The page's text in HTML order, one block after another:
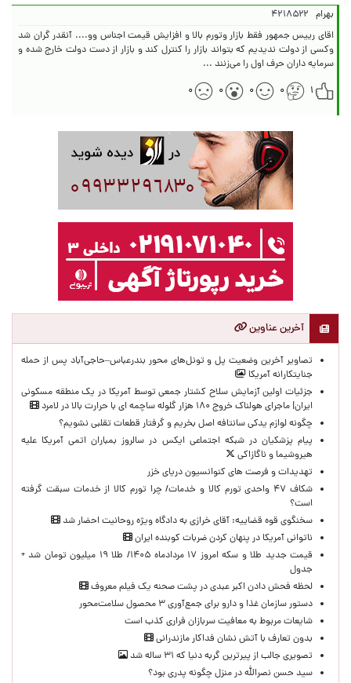
بهرام ۴۲۱۸۵۲۲
اقای رییس جمهور فقط بازار وتورم بالا و افزایش قیمت اجناس وو.... آنقدر گران شد
وکسی از دولت ندیدیم که بتواند بازار را کنترل کند و بازار از دست دولت خارج شده و
سرمایه داران حرف اول را می‌زنند ...
۱
۰ ۰ ۰ ۰
آخرین عناوین
تصاویر آخرین وضعیت پل و تونل‌های محور بندرعباس–حاجی‌آباد پس از حمله
جنایتکارانه آمریکا
جزئیات اولین آزمایش سلاح کشتار جمعی توسط آمریکا در یک منطقه مسکونی
ایران| ماجرای هولناک خروج ۱۸۰ هزار گلوله ساچمه ای با حرارت بالا در لامرد
چگونه لوازم یدکی سانتافه اصل بخریم و گرفتار قطعات تقلبی نشویم؟
پیام پزشکیان در شبکه اجتماعی ایکس در سالروز بمباران اتمی آمریکا علیه
هیروشیما و ناگازاکی
تهدیدات و فرصت های کنوانسیون دریای خزر
شکاف ۴۷ واحدی تورم کالا و خدمات/ چرا تورم کالا از خدمات سبقت گرفته
است؟
سخنگوی قوه قضاییه: آقای خرازی به دادگاه ویژه روحانیت احضار شد
ناتوانی آمریکا در پنهان کردن ضربات کوبنده ایران
قیمت جدید طلا و سکه امروز ۱۷ مردادماه ۱۴۰۵/ طلا ۱۹ میلیون تومان شد +
جدول
لحظه‌ فحش دادن اکبر عبدی در پشت صحنه یک فیلم معروف
دستور سازمان غذا و دارو برای جمع‌آوری ۳ محصول سلامت‌محور
شایعات مربوط به معافیت سربازان فراری کذب است
بدون تعارف با آتش نشان فداکار مازندرانی
تصویری جالب از پیرترین گربه دنیا که ۳۱ ساله شد
سید حسن نصرالله در منزل چگونه پدری بود؟